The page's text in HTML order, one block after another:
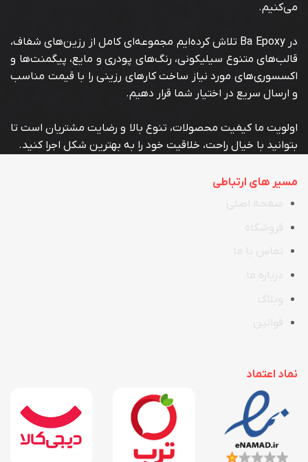
می‌کنیم.
در Ba Epoxy تلاش کرده‌ایم مجموعه‌ای کامل از رزین‌های شفاف،
قالب‌های متنوع سیلیکونی، رنگ‌های پودری و مایع، پیگمنت‌ها و
اکسسوری‌های مورد نیاز ساخت کارهای رزینی را با قیمت مناسب
و ارسال سریع در اختیار شما قرار دهیم.
اولویت ما کیفیت محصولات، تنوع بالا و رضایت مشتریان است تا
بتوانید با خیال راحت، خلاقیت خود را به بهترین شکل اجرا کنید.
مسیر های ارتباطی
نماد اعتماد